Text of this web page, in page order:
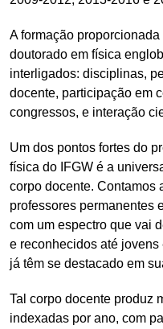
A formação
doutorado em física
interligados: disciplinas,
docente, participação em
congressos, e interação
Um dos pontos fortes do
física do IFGW é a
corpo docente. Contamos
professores permanentes
com um espectro que vai
e reconhecidos até
já têm se destacado em
Tal corpo docente produz
indexadas por ano, com